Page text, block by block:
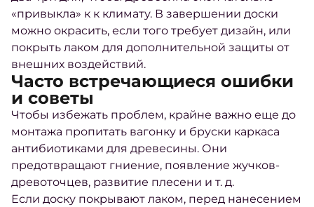
«привыкла» к к климату. В завершении доски
можно окрасить, если того требует дизайн, или
покрыть лаком для дополнительной защиты от
внешних воздействий.
Часто встречающиеся ошибки
и советы
Чтобы избежать проблем, крайне важно еще до
монтажа пропитать вагонку и бруски каркаса
антибиотиками для древесины. Они
предотвращают гниение, появление жучков-
древоточцев, развитие плесени и т. д.
Если доску покрывают лаком, перед нанесением